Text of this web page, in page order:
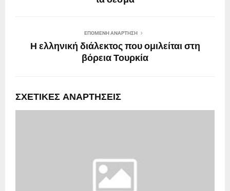
ΕΠΌΜΕΝΗ ΑΝΆΡΤΗΣΗ
Η ελληνική διάλεκτος που ομιλείται στη
βόρεια Τουρκία
ΣΧΕΤΙΚΈΣ ΑΝΑΡΤΉΣΕΙΣ